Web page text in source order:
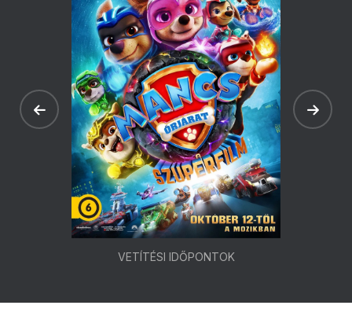
VETÍTÉSI IDŐPONTOK